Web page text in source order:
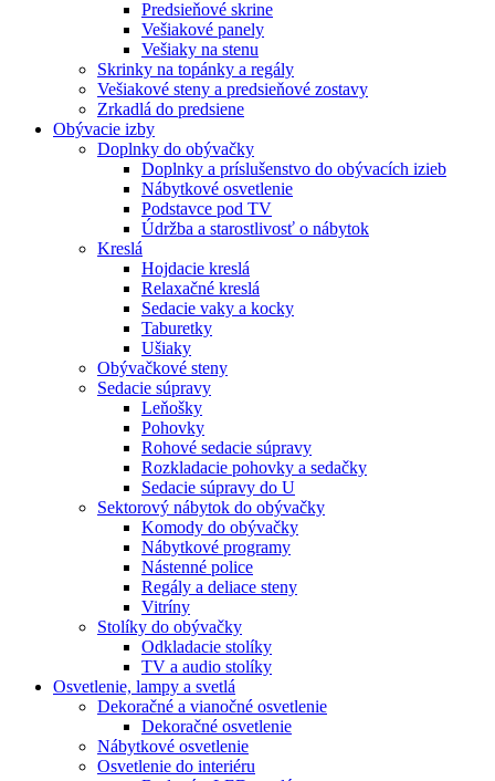
Predsieňové skrine
Vešiakové panely
Vešiaky na stenu
Skrinky na topánky a regály
Vešiakové steny a predsieňové zostavy
Zrkadlá do predsiene
Obývacie izby
Doplnky do obývačky
Doplnky a príslušenstvo do obývacích izieb
Nábytkové osvetlenie
Podstavce pod TV
Údržba a starostlivosť o nábytok
Kreslá
Hojdacie kreslá
Relaxačné kreslá
Sedacie vaky a kocky
Taburetky
Ušiaky
Obývačkové steny
Sedacie súpravy
Leňošky
Pohovky
Rohové sedacie súpravy
Rozkladacie pohovky a sedačky
Sedacie súpravy do U
Sektorový nábytok do obývačky
Komody do obývačky
Nábytkové programy
Nástenné police
Regály a deliace steny
Vitríny
Stolíky do obývačky
Odkladacie stolíky
TV a audio stolíky
Osvetlenie, lampy a svetlá
Dekoračné a vianočné osvetlenie
Dekoračné osvetlenie
Nábytkové osvetlenie
Osvetlenie do interiéru